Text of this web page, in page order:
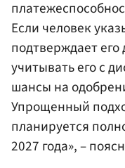
Если человек
подтверждает
учитывать его с
шансы на
Упрощенный
планируется
2027 года», –